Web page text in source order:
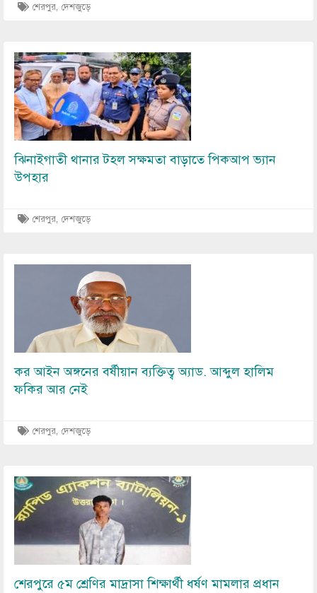
শেরপুর, দেশজুড়ে
Image
ঝিনাইগাতী থানার টহল সক্ষমতা বাড়াতে পিকআপ ভ্যান
উপহার
শেরপুর, দেশজুড়ে
কর আইন অঙ্গনের বর্ষীয়ান ব্যক্তিত্ব অ্যাড. আব্দুল হালিম
ফকির আর নেই
শেরপুর, দেশজুড়ে
Image
শেরপুরে ৫ম শ্রেণির মাদ্রাসা শিক্ষার্থী ধর্ষণ মামলার প্রধান